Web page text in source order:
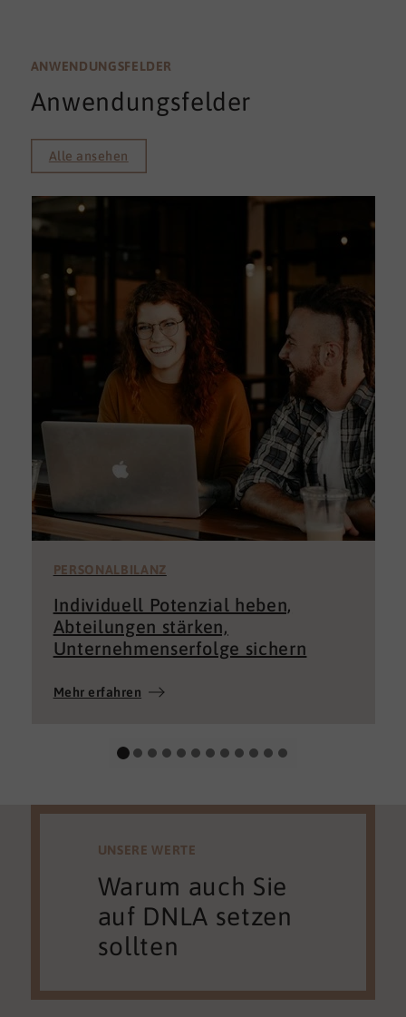
ANWENDUNGSFELDER
Anwendungsfelder
Alle ansehen
PERSONALBILANZ
Individuell Potenzial heben,
Abteilungen stärken,
Unternehmenserfolge sichern
Mehr erfahren
UNSERE WERTE
Warum auch Sie
auf DNLA setzen
sollten